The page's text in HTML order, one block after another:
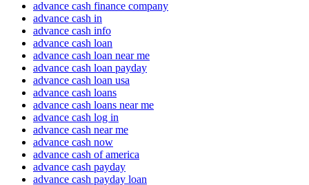
advance cash finance company
advance cash in
advance cash info
advance cash loan
advance cash loan near me
advance cash loan payday
advance cash loan usa
advance cash loans
advance cash loans near me
advance cash log in
advance cash near me
advance cash now
advance cash of america
advance cash payday
advance cash payday loan